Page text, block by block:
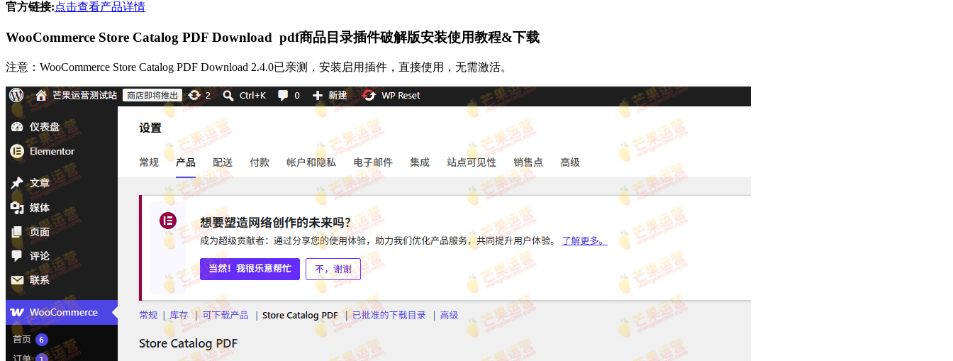
官方链接:点击查看产品详情
WooCommerce Store Catalog PDF Download pdf商品目录插件破解版安装使用教程&下载
注意：WooCommerce Store Catalog PDF Download 2.4.0已亲测，安装启用插件，直接使用，无需激活。